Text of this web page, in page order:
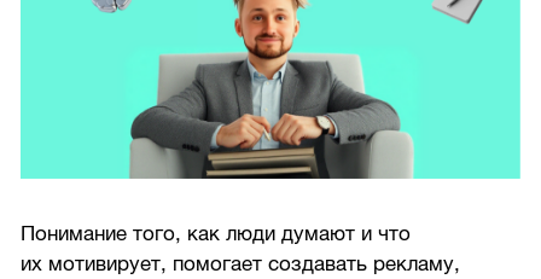
Понимание того, как люди думают и что
их мотивирует, помогает создавать рекламу,